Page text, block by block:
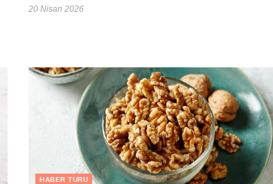
20 Nisan 2026
HABER TURU